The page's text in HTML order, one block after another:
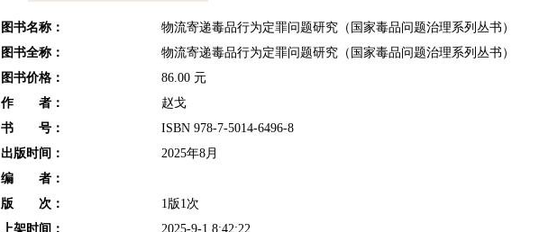
图书名称：
物流寄递毒品行为定罪问题研究（国家毒品问题治理系列丛书）
图书全称：
物流寄递毒品行为定罪问题研究（国家毒品问题治理系列丛书）
图书价格：
86.00 元
作 者：
赵戈
书 号：
ISBN 978-7-5014-6496-8
出版时间：
2025年8月
编 者：
版 次：
1版1次
上架时间：
2025-9-1 8:42:22